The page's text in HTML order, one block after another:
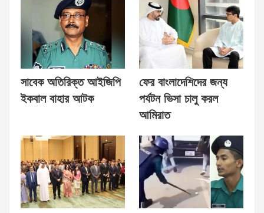
সাবেক অতিরিক্ত আইজিপি
ইকবাল বাহার আটক
ফের বাংলাদেশিদের জন্য
পর্যটন ভিসা চালু করল
আমিরাত